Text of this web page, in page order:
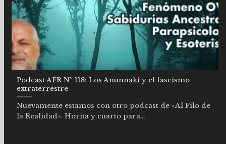
Podcast AFR Nº 118: Los Anunnaki y el fascismo
extraterrestre
Nuevamente estamos con otro podcast de «Al Filo de
la Realidad». Horita y cuarto para...